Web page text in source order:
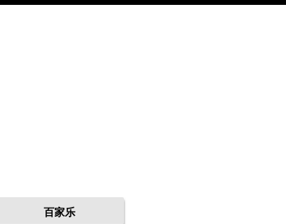
百家乐